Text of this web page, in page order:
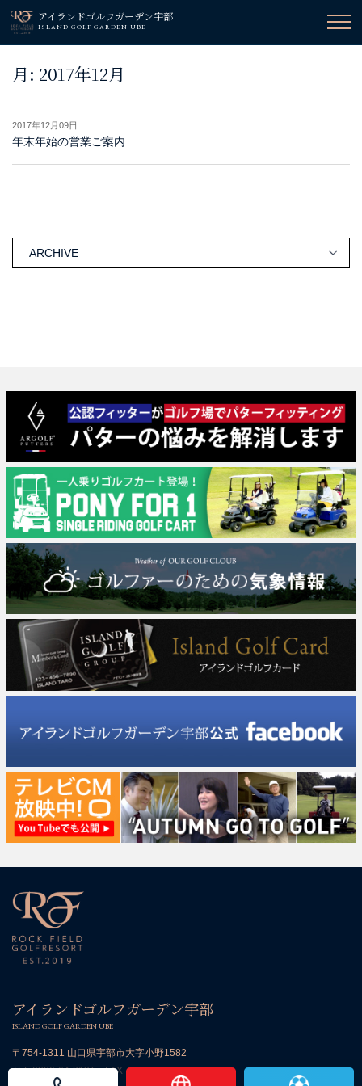
アイランドゴルフガーデン宇部
ISLAND GOLF GARDEN UBE
月: 2017年12月
2017年12月09日
年末年始の営業ご案内
ARCHIVE
アイランドゴルフガーデン宇部
ISLAND GOLF GARDEN UBE
〒754-1311 山口県宇部市大字小野1582
TEL:0836-64-2131FAX：0836-64-2135